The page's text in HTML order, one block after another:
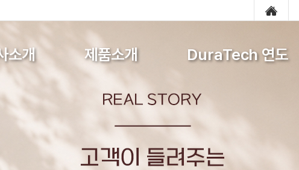
소개 제품소개 DuraTech 연도